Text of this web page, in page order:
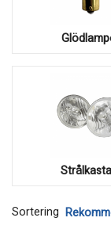
Sortering